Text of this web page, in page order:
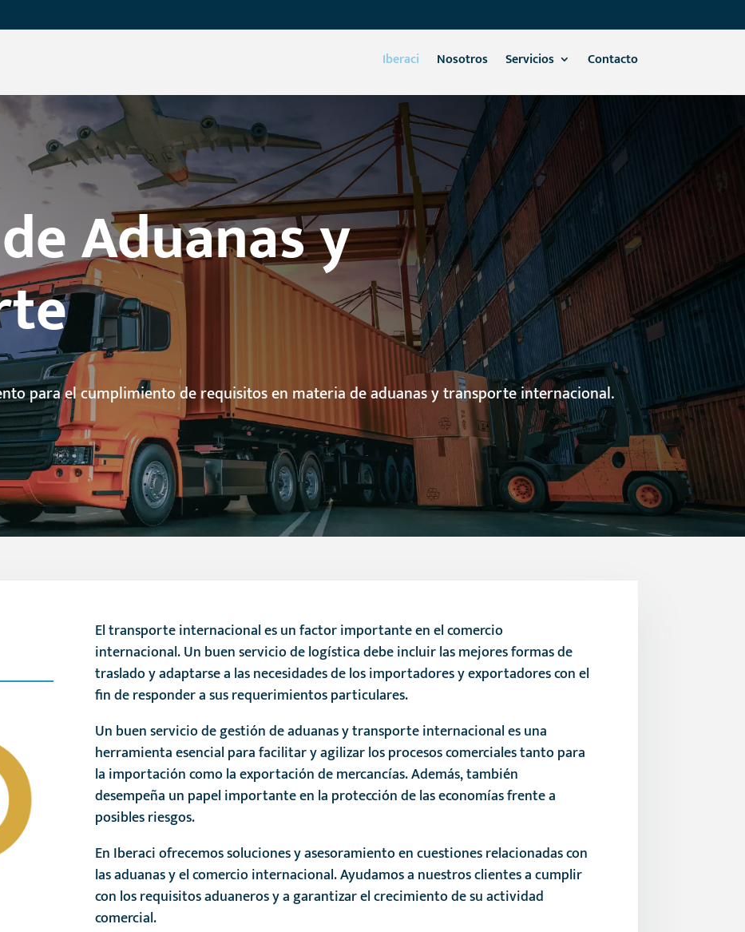
Iberaci Nosotros Servicios Contacto
Aduanas y
para el cumplimiento de requisitos en materia de aduanas y transporte internacional.
El transporte internacional es un factor importante en el comercio
internacional. Un buen servicio de logística debe incluir las mejores formas de
traslado y adaptarse a las necesidades de los importadores y exportadores con el
fin de responder a sus requerimientos particulares.
Un buen servicio de gestión de aduanas y transporte internacional es una
herramienta esencial para facilitar y agilizar los procesos comerciales tanto para
la importación como la exportación de mercancías. Además, también
desempeña un papel importante en la protección de las economías frente a
posibles riesgos.
En Iberaci ofrecemos soluciones y asesoramiento en cuestiones relacionadas con
las aduanas y el comercio internacional. Ayudamos a nuestros clientes a cumplir
con los requisitos aduaneros y a garantizar el crecimiento de su actividad
comercial.